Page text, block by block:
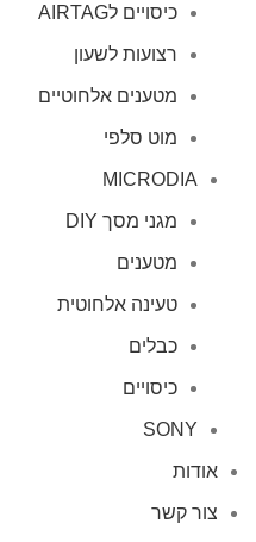
כיסויים לAIRTAG
רצועות לשעון
מטענים אלחוטיים
מוט סלפי
MICRODIA
מגני מסך DIY
מטענים
טעינה אלחוטית
כבלים
כיסויים
SONY
אודות
צור קשר